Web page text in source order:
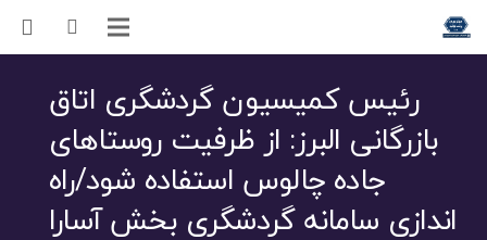
رئیس کمیسیون گردشگری اتاق
بازرگانی البرز: از ظرفیت روستاهای
جاده چالوس استفاده شود/راه
اندازی سامانه گردشگری بخش آسارا